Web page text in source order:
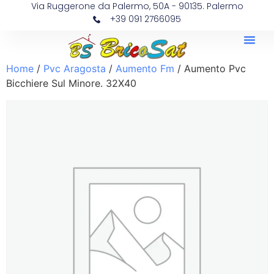
Via Ruggerone da Palermo, 50A - 90135. Palermo
+39 091 2766095
Home / Pvc Aragosta / Aumento Fm / Aumento Pvc
Bicchiere Sul Minore. 32X40